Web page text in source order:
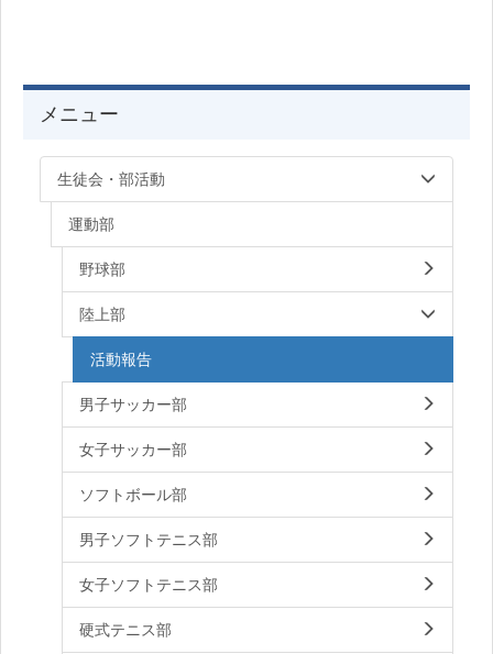
メニュー
生徒会・部活動
運動部
野球部
陸上部
活動報告
男子サッカー部
女子サッカー部
ソフトボール部
男子ソフトテニス部
女子ソフトテニス部
硬式テニス部